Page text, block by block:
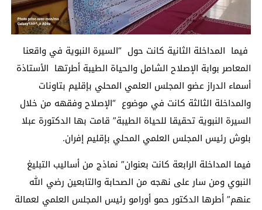
فيما المداخلة الثانية كانت حول “السيرة النبوية في واقعنا
المعاصر بوابة الإصلاح الشامل والحياة الطيبة أطرتها الأستاذة
أسماء الدراز عضو المجلس العلمي المحلي بإقليم بتاونات
والمداخلة الثالثة كانت في موضوع “الإصلاح وفقهه من خلال
السيرة النبوية تحقيقا للحياة الطيبة” قامت بها الدكتورة عبلا
بلوش رئيس المجلس العلمي المحلي بإقليم إفران.
فيما المداخلة الرابعة كانت بعنوان” نماذج من أساليب التبليغ
النبوي ومن سار على نهجه من الصحابة والتابعين رضي الله
عنهم” أطرها الدكتور حمو أورامو رئيس المجلس العلمي لعمالة